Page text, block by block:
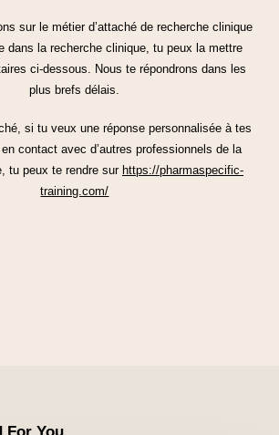
sur le métier d’attaché de recherche clinique
dans la recherche clinique, tu peux la mettre
ci-dessous. Nous te répondrons dans les
plus brefs délais.
si tu veux une réponse personnalisée à tes
contact avec d’autres professionnels de la
tu peux te rendre sur https://pharmaspecific-
training.com/
For You